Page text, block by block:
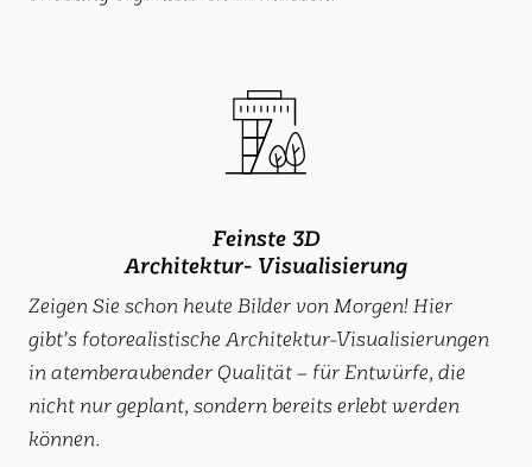
Feinste 3D
Architektur- Visualisierung
Zeigen Sie schon heute Bilder von Morgen! Hier
gibt’s fotorealistische Architektur-Visualisierungen
in atemberaubender Qualität – für Entwürfe, die
nicht nur geplant, sondern bereits erlebt werden
können.